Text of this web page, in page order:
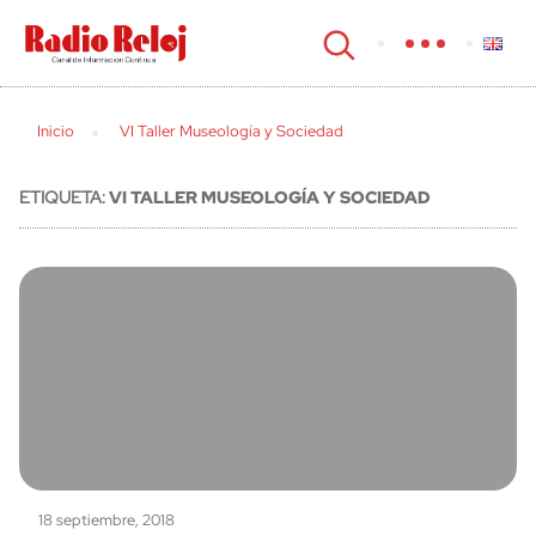
cerrar
Inicio VI Taller Museología y Sociedad
ETIQUETA:VI TALLER MUSEOLOGÍA Y SOCIEDAD
18 septiembre, 2018